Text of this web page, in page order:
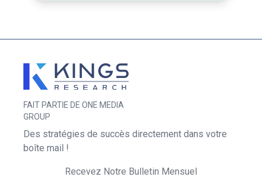
FAIT PARTIE DE ONE MEDIA
GROUP
Des stratégies de succès directement dans votre
boîte mail !
Recevez Notre Bulletin Mensuel